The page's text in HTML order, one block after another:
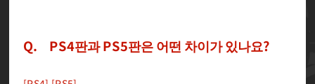
Q. PS4판과 PS5판은 어떤 차이가 있나요?